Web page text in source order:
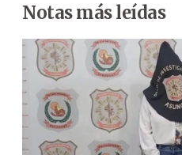
Notas más leídas